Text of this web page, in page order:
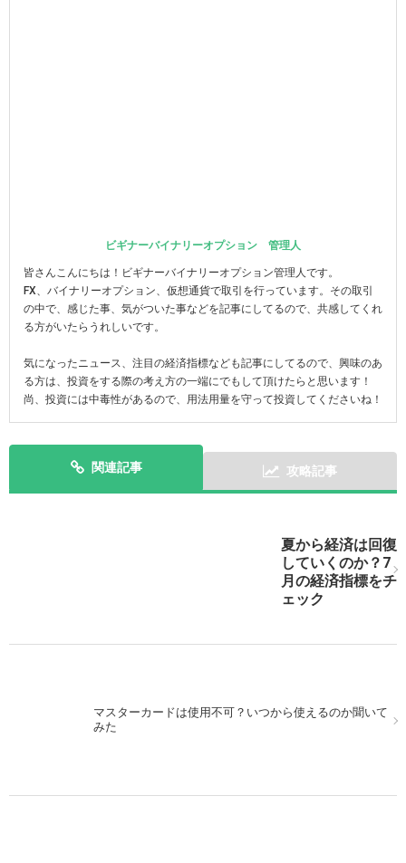
ビギナーバイナリーオプション 管理人
皆さんこんにちは！ビギナーバイナリーオプション管理人です。
FX、バイナリーオプション、仮想通貨で取引を行っています。その取引
の中で、感じた事、気がついた事などを記事にしてるので、共感してくれ
る方がいたらうれしいです。
気になったニュース、注目の経済指標なども記事にしてるので、興味のあ
る方は、投資をする際の考え方の一端にでもして頂けたらと思います！
尚、投資には中毒性があるので、用法用量を守って投資してくださいね！
関連記事 攻略記事
夏から経済は回復
していくのか？7
月の経済指標をチ
ェック
マスターカードは使用不可？いつから使えるのか聞いて
みた